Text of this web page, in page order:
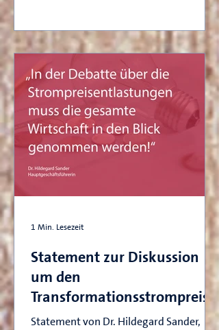
Statement zur Diskussion
um den
Transformationsstrompreis
Statement von Dr. Hildegard Sander,
1 Min. Lesezeit